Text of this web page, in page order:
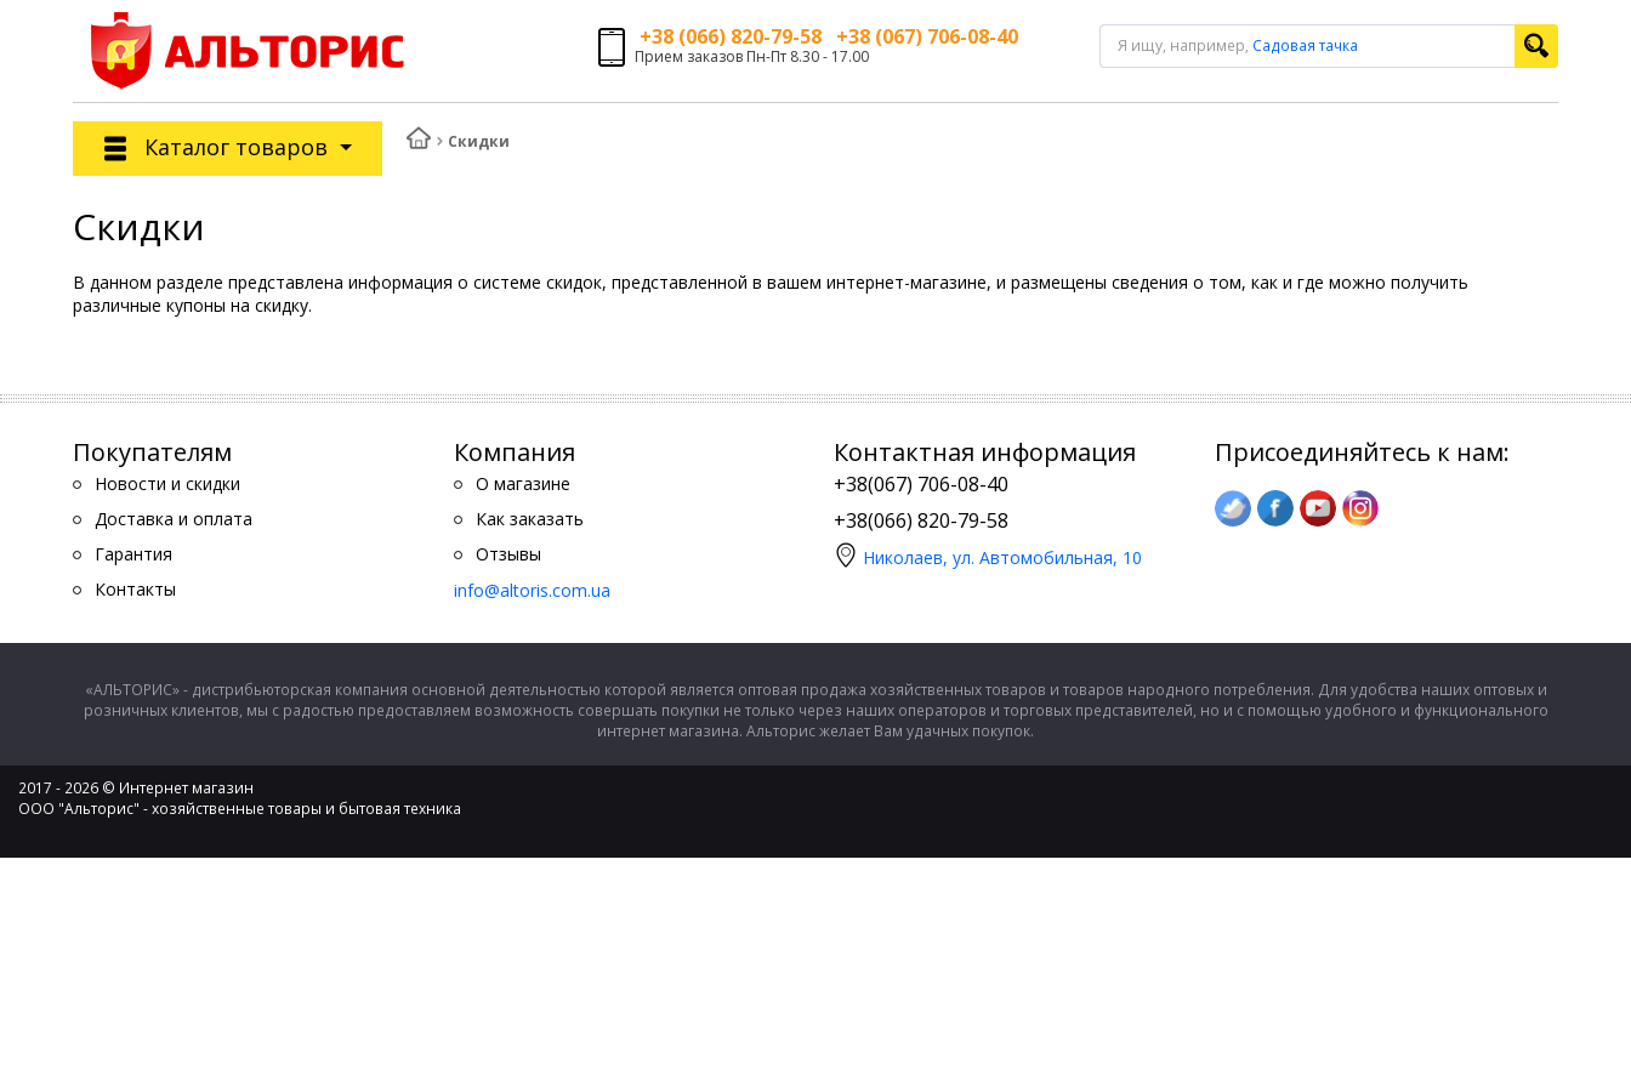
+38 (066) 820-79-58 +38 (067) 706-08-40
Прием заказов Пн-Пт 8.30 - 17.00
Я ищу, например, Садовая тачка
Каталог товаров Скидки
Скидки
В данном разделе представлена информация о системе скидок, представленной в вашем интернет-магазине, и размещены сведения о том, как и где можно получить
различные купоны на скидку.
Покупателям
Новости и скидки
Доставка и оплата
Гарантия
Контакты
Компания
О магазине
Как заказать
Отзывы
info@altoris.com.ua
Контактная информация
+38(067) 706-08-40
+38(066) 820-79-58
Николаев, ул. Автомобильная, 10
Присоединяйтесь к нам:
«АЛЬТОРИС» - дистрибьюторская компания основной деятельностью которой является оптовая продажа хозяйственных товаров и товаров народного потребления. Для удобства наших оптовых и
розничных клиентов, мы с радостью предоставляем возможность совершать покупки не только через наших операторов и торговых представителей, но и с помощью удобного и функционального
интернет магазина. Альторис желает Вам удачных покупок.
2017 - 2026 © Интернет магазин
ООО "Альторис" - хозяйственные товары и бытовая техника